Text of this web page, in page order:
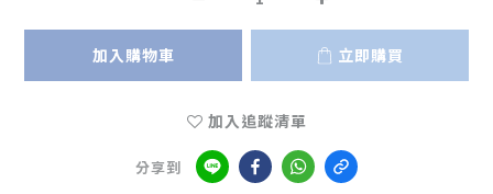
加入購物車 立即購買
加入追蹤清單
分享到